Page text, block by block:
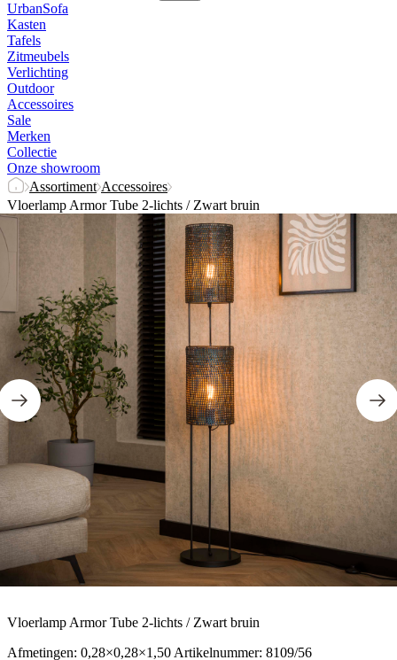
UrbanSofa
Kasten
Tafels
Zitmeubels
Verlichting
Outdoor
Accessoires
Sale
Merken
Collectie
Onze showroom
Assortiment Accessoires
Vloerlamp Armor Tube 2-lichts / Zwart bruin
Vloerlamp Armor Tube 2-lichts / Zwart bruin
Afmetingen: 0,28×0,28×1,50 Artikelnummer: 8109/56